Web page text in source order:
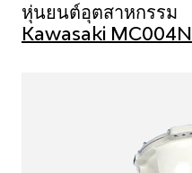
หุ่นยนต์อุตสาหกรรม
Kawasaki MC004N